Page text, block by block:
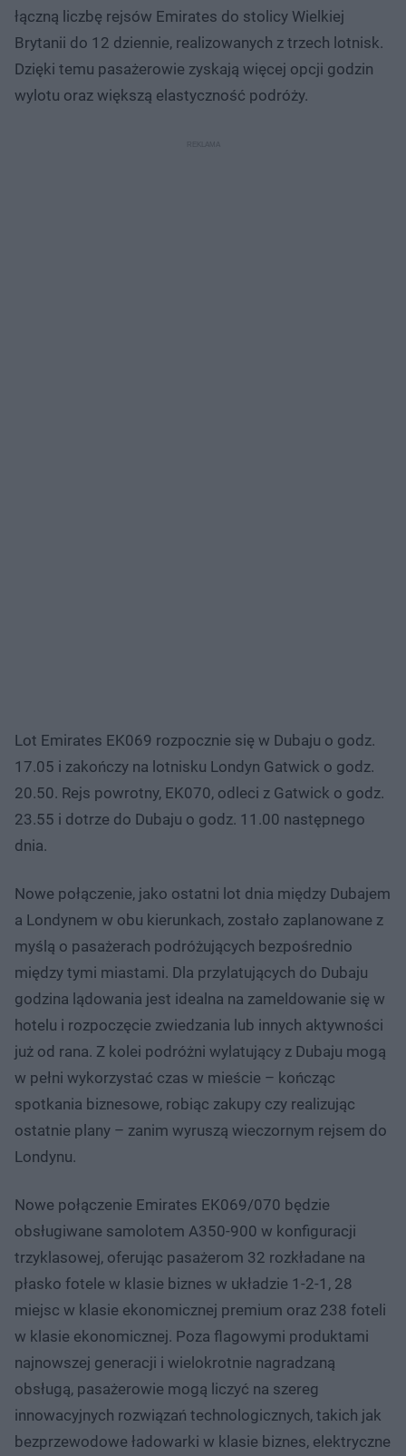
łączną liczbę rejsów Emirates do stolicy Wielkiej
Brytanii do 12 dziennie, realizowanych z trzech lotnisk.
Dzięki temu pasażerowie zyskają więcej opcji godzin
wylotu oraz większą elastyczność podróży.
Lot Emirates EK069 rozpocznie się w Dubaju o godz.
17.05 i zakończy na lotnisku Londyn Gatwick o godz.
20.50. Rejs powrotny, EK070, odleci z Gatwick o godz.
23.55 i dotrze do Dubaju o godz. 11.00 następnego
dnia.
Nowe połączenie, jako ostatni lot dnia między Dubajem
a Londynem w obu kierunkach, zostało zaplanowane z
myślą o pasażerach podróżujących bezpośrednio
między tymi miastami. Dla przylatujących do Dubaju
godzina lądowania jest idealna na zameldowanie się w
hotelu i rozpoczęcie zwiedzania lub innych aktywności
już od rana. Z kolei podróżni wylatujący z Dubaju mogą
w pełni wykorzystać czas w mieście – kończąc
spotkania biznesowe, robiąc zakupy czy realizując
ostatnie plany – zanim wyruszą wieczornym rejsem do
Londynu.
Nowe połączenie Emirates EK069/070 będzie
obsługiwane samolotem A350-900 w konfiguracji
trzyklasowej, oferując pasażerom 32 rozkładane na
płasko fotele w klasie biznes w układzie 1-2-1, 28
miejsc w klasie ekonomicznej premium oraz 238 foteli
w klasie ekonomicznej. Poza flagowymi produktami
najnowszej generacji i wielokrotnie nagradzaną
obsługą, pasażerowie mogą liczyć na szereg
innowacyjnych rozwiązań technologicznych, takich jak
bezprzewodowe ładowarki w klasie biznes, elektryczne